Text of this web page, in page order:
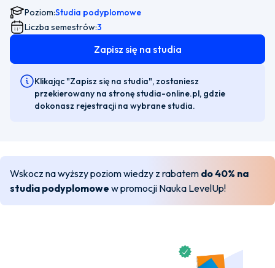
Poziom:Studia podyplomowe
Liczba semestrów:3
Zapisz się na studia
Klikając "Zapisz się na studia", zostaniesz
przekierowany na stronę studia-online.pl, gdzie
dokonasz rejestracji na wybrane studia.
Wskocz na wyższy poziom wiedzy z rabatem do 40% na
studia podyplomowe w promocji Nauka LevelUp!